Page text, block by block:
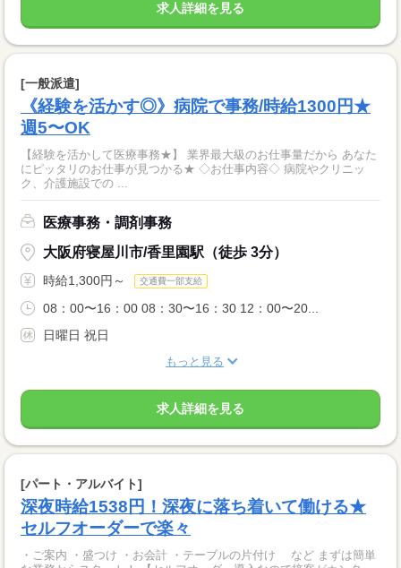
求人詳細を見る
[一般派遣]
《経験を活かす◎》病院で事務/時給1300円★
週5〜OK
【経験を活かして医療事務★】 業界最大級のお仕事量だから あなた
にピッタリのお仕事が見つかる★ ◇お仕事内容◇ 病院やクリニッ
ク、介護施設での ...
医療事務・調剤事務
大阪府寝屋川市/香里園駅（徒歩 3分）
時給1,300円～ 交通費一部支給
08：00〜16：00 08：30〜16：30 12：00〜20...
日曜日 祝日
もっと見る
求人詳細を見る
[パート・アルバイト]
深夜時給1538円！深夜に落ち着いて働ける★
セルフオーダーで楽々
・ご案内 ・盛つけ ・お会計 ・テーブルの片付け など まずは簡単